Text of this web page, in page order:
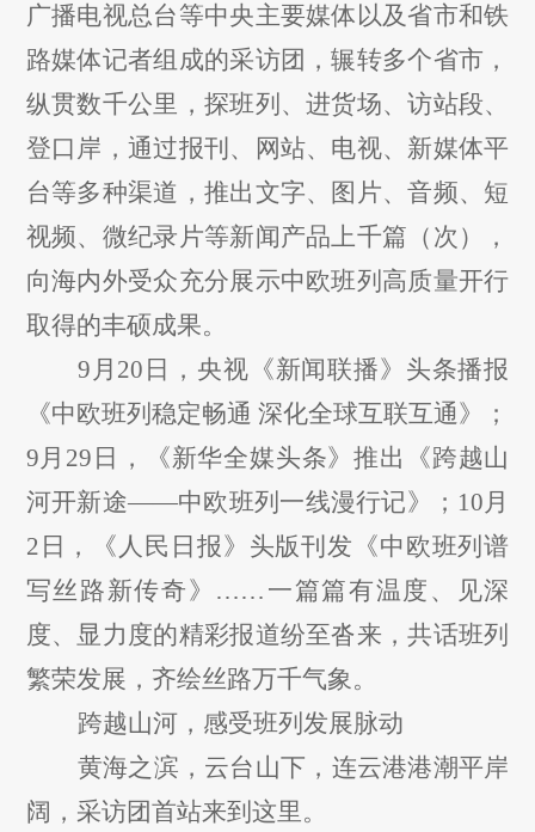
广播电视总台等中央主要媒体以及省市和铁
路媒体记者组成的采访团，辗转多个省市，
纵贯数千公里，探班列、进货场、访站段、
登口岸，通过报刊、网站、电视、新媒体平
台等多种渠道，推出文字、图片、音频、短
视频、微纪录片等新闻产品上千篇（次），
向海内外受众充分展示中欧班列高质量开行
取得的丰硕成果。
9月20日，央视《新闻联播》头条播报
《中欧班列稳定畅通 深化全球互联互通》；
9月29日，《新华全媒头条》推出《跨越山
河开新途——中欧班列一线漫行记》；10月
2日，《人民日报》头版刊发《中欧班列谱
写丝路新传奇》……一篇篇有温度、见深
度、显力度的精彩报道纷至沓来，共话班列
繁荣发展，齐绘丝路万千气象。
跨越山河，感受班列发展脉动
黄海之滨，云台山下，连云港港潮平岸
阔，采访团首站来到这里。